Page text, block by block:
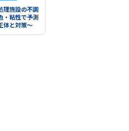
理施設の不調
・粘性で予測
体と対策～